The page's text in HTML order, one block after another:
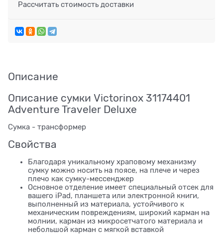
Рассчитать стоимость доставки
Описание
Описание сумки Victorinox 31174401
Adventure Traveler Deluxe
Сумка - трансформер
Свойства
Благодаря уникальному храповому механизму
сумку можно носить на поясе, на плече и через
плечо как сумку-мессенджер
Основное отделение имеет специальный отсек для
вашего iPad, планшета или электронной книги,
выполненный из материала, устойчивого к
механическим повреждениям, широкий карман на
молнии, карман из микросетчатого материала и
небольшой карман с мягкой вставкой